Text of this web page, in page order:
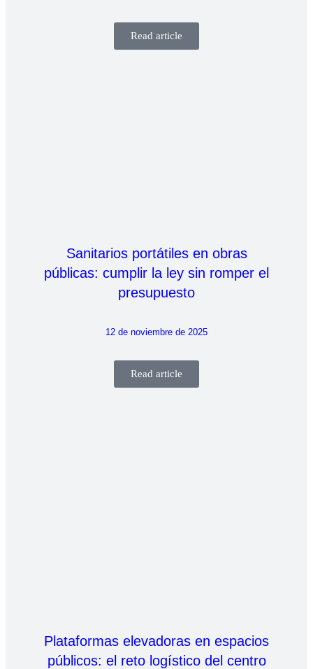
Read article
Sanitarios portátiles en obras
públicas: cumplir la ley sin romper el
presupuesto
12 de noviembre de 2025
Read article
Plataformas elevadoras en espacios
públicos: el reto logístico del centro